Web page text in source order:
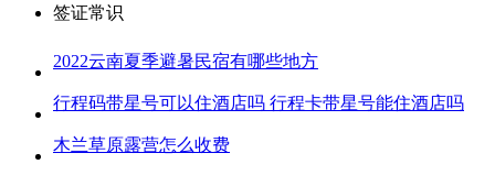
签证常识
2022云南夏季避暑民宿有哪些地方
行程码带星号可以住酒店吗 行程卡带星号能住酒店吗
木兰草原露营怎么收费